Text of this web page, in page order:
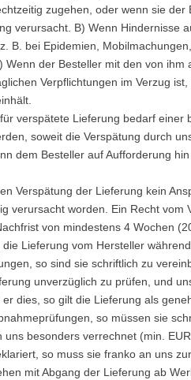
zugehen, oder wenn sie
verursacht. B) Wenn Hindernisse
B. bei Epidemien,
Wenn der Besteller mit den von
Verpflichtungen im Verzug
verspätete Lieferung bedarf einer
soweit die Verspätung durch
dem Besteller auf Aufforderung
Verspätung der Lieferung kein
verursacht worden. Ein Recht
von mindestens 4 Wochen
Lieferung vom Hersteller
so sind sie schriftlich zu
unverzüglich zu prüfen, und
dies, so gilt die Lieferung als
so müssen sie
uns besonders verrechnet (min.
so muss sie franko an uns
mit Abgang der Lieferung ab